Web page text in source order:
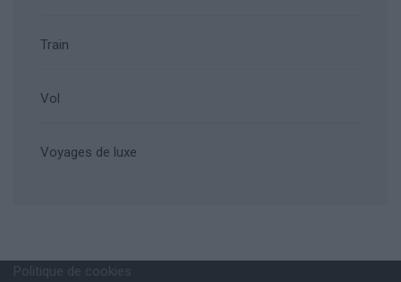
Train
Vol
Voyages de luxe